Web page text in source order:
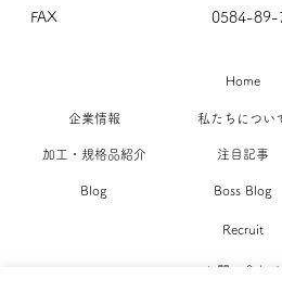
FAX
0584-89-
Home
企業情報 私たちについ
加工・規格品紹介 注目記事
Blog Boss Blog
Recruit
お問い合わせ